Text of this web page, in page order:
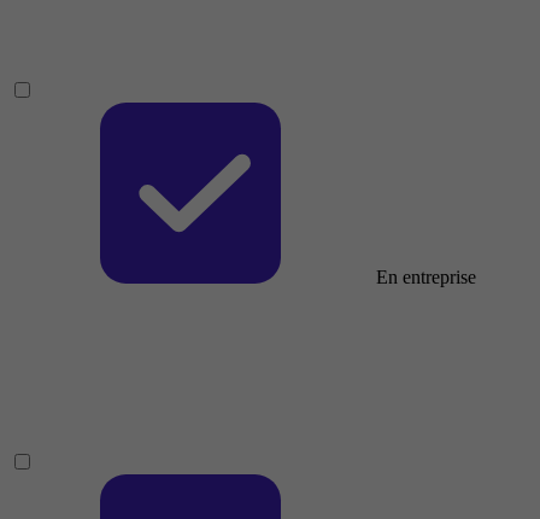
En entreprise